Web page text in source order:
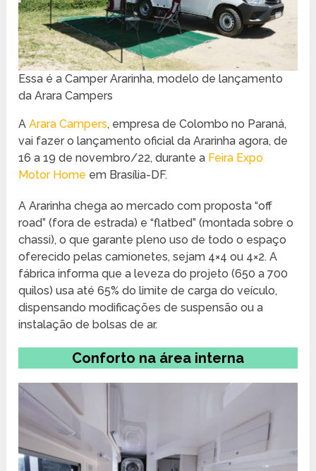
Essa é a Camper Ararinha, modelo de lançamento
da Arara Campers
AArara Campers, empresa de Colombo no Paraná,
vai fazer o lançamento oficial da Ararinha agora, de
16 a 19 de novembro/22, durante a Feira Expo
Motor Home em Brasília-DF.
A Ararinha chega ao mercado com proposta “off
road” (fora de estrada) e “flatbed” (montada sobre o
chassi), o que garante pleno uso de todo o espaço
oferecido pelas camionetes, sejam 4×4 ou 4×2. A
fábrica informa que a leveza do projeto (650 a 700
quilos) usa até 65% do limite de carga do veículo,
dispensando modificações de suspensão ou a
instalação de bolsas de ar.
Conforto na área interna